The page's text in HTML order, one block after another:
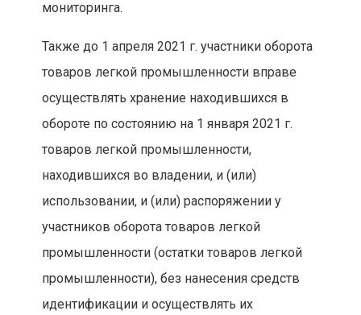
мониторинга.
Также до 1 апреля 2021 г. участники оборота
товаров легкой промышленности вправе
осуществлять хранение находившихся в
обороте по состоянию на 1 января 2021 г.
товаров легкой промышленности,
находившихся во владении, и (или)
использовании, и (или) распоряжении у
участников оборота товаров легкой
промышленности (остатки товаров легкой
промышленности), без нанесения средств
идентификации и осуществлять их